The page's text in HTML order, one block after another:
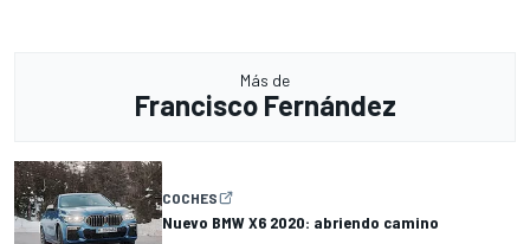
Más de
Francisco Fernández
COCHES
Nuevo BMW X6 2020: abriendo camino